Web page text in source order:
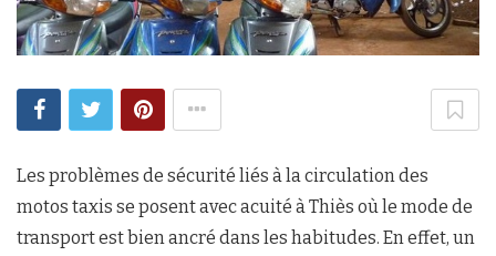
Les problèmes de sécurité liés à la circulation des
motos taxis se posent avec acuité à Thiès où le mode de
transport est bien ancré dans les habitudes. En effet, un